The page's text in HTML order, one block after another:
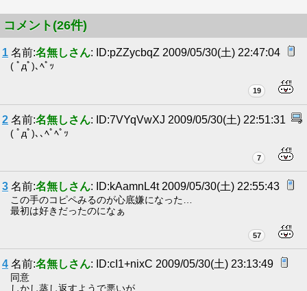
コメント(26件)
1 名前:名無しさん: ID:pZZycbqZ 2009/05/30(土) 22:47:04
( ﾟдﾟ)､ﾍﾟｯ
19
2 名前:名無しさん: ID:7VYqVwXJ 2009/05/30(土) 22:51:31
( ﾟдﾟ)､､ﾍﾟﾍﾟｯ
7
3 名前:名無しさん: ID:kAamnL4t 2009/05/30(土) 22:55:43
この手のコピペみるのが心底嫌になった…
最初は好きだったのになぁ
57
4 名前:名無しさん: ID:cI1+nixC 2009/05/30(土) 23:13:49
同意
しかし蒸し返すようで悪いが